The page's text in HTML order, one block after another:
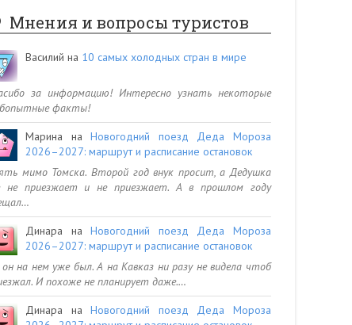
Мнения и вопросы туристов
Василий на 10 самых холодных стран в мире
за информацию! Интересно узнать некоторые
факты!
Марина наНовогодний поезд Деда Мороза
2026–2027: маршрут и расписание остановок
мимо Томска. Второй год внук просит, а Дедушка
не приезжает и не приезжает. А в прошлом году
Динара наНовогодний поезд Деда Мороза
2026–2027: маршрут и расписание остановок
на нем уже был. А на Кавказ ни разу не видела чтоб
И похоже не планирует даже.…
Динара наНовогодний поезд Деда Мороза